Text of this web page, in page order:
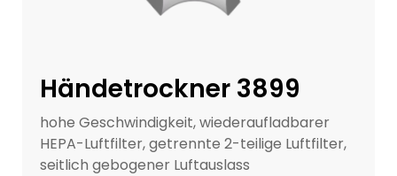
Händetrockner 3899
hohe Geschwindigkeit, wiederaufladbarer
HEPA-Luftfilter, getrennte 2-teilige Luftfilter,
seitlich gebogener Luftauslass